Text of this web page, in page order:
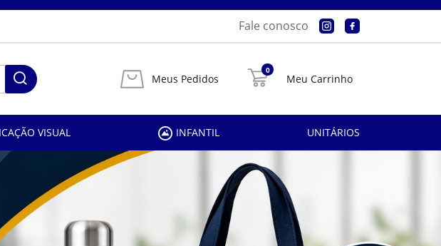
Fale conosco
Meus Pedidos
0
Meu Carrinho
VISUAL INFANTIL UNITÁRIOS